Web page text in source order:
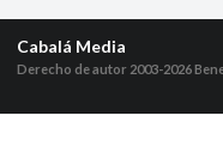
Cabalá Media
Derecho de autor 2003-2026